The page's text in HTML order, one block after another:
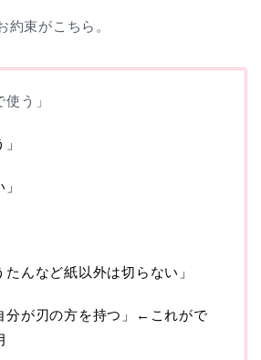
約束がこちら。
う」
たんなど紙以外は切らない」
分が刃の方を持つ」
←これがで